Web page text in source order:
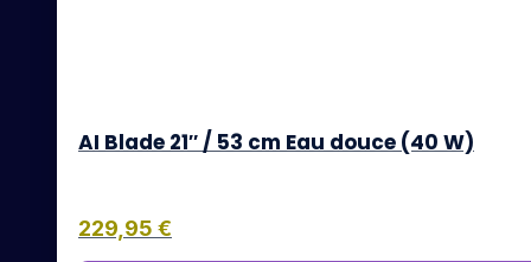
AI Blade 21″ / 53 cm Eau douce (40 W)
229,95 €